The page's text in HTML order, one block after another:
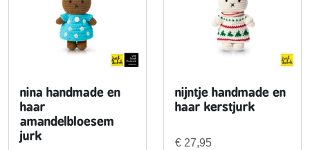
nina handmade en
haar
amandelbloesem
jurk
nijntje handmade en
haar kerstjurk
€ 27,95